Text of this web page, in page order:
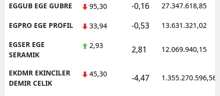
EGGUB EGE GUBRE 95,30 -0,16 27.347.618,85
EGPRO EGE PROFIL 33,94 -0,53 13.631.321,02
EGSER EGE
SERAMIK
2,93 2,81 12.069.940,15
EKDMR EKINCILER
DEMIR CELIK
45,30 -4,47 1.355.270.596,56